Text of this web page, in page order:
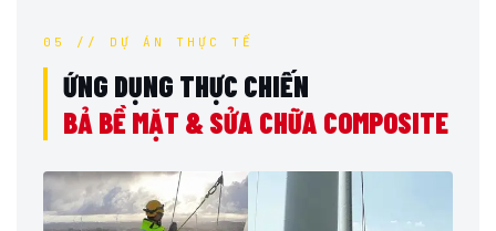
05 // DỰ ÁN THỰC TẾ
ỨNG DỤNG THỰC CHIẾN
BẢ BỀ MẶT & SỬA CHỮA COMPOSITE